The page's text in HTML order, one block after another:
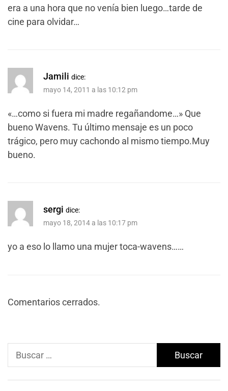
era a una hora que no venía bien luego…tarde de
cine para olvidar…
Jamili dice:
mayo 14, 2011 a las 10:12 pm
«…como si fuera mi madre regañandome…» Que
bueno Wavens. Tu último mensaje es un poco
trágico, pero muy cachondo al mismo tiempo.Muy
bueno.
sergi dice:
mayo 18, 2014 a las 10:17 pm
yo a eso lo llamo una mujer toca-wavens……
Comentarios cerrados.
Buscar: